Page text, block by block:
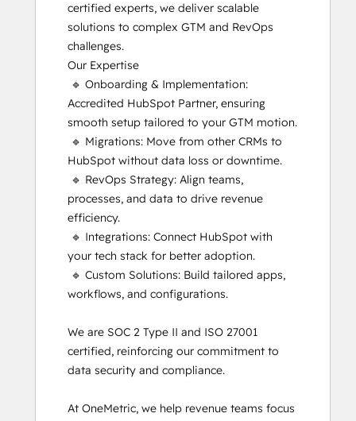
HubSpot
HubSpot
Solutions
Partner
Inbound Marketing
certified experts, we deliver scalable
solutions to complex GTM and RevOps
challenges.
Our Expertise
Accredited HubSpot Partner, ensuring
smooth setup tailored to your GTM motion.
HubSpot without data loss or downtime.
processes, and data to drive revenue
efficiency.
your tech stack for better adoption.
workflows, and configurations.
We are SOC 2 Type II and ISO 27001
certified, reinforcing our commitment to
data security and compliance.
At OneMetric, we help revenue teams focus